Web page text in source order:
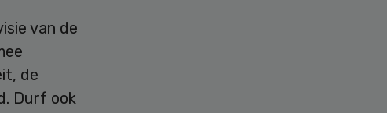
van de
de
Durf ook